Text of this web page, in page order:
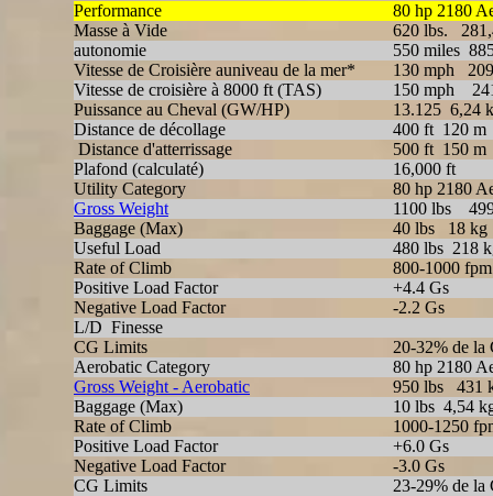
Performance
80 hp 2180
Masse à Vide
620 lbs.
autonomie
550 miles
Vitesse de Croisière auniveau de la mer*
130 mph
Vitesse de croisière à 8000 ft (TAS)
150 mph
Puissance au Cheval (GW/HP)
13.125 6,24
Distance de décollage
400 ft 120 m
Distance d'atterrissage
500 ft 150 m
Plafond (calculaté)
16,000 ft
Utility Category
80 hp 2180
Gross Weight
1100 lbs
Baggage (Max)
40 lbs 18 kg
Useful Load
480 lbs 218
Rate of Climb
800-1000 fpm
Positive Load Factor
+4.4 Gs
Negative Load Factor
-2.2 Gs
L/D Finesse
CG Limits
20-32% de la
Aerobatic Category
80 hp 2180
Gross Weight - Aerobatic
950 lbs 431
Baggage (Max)
10 lbs 4,54
Rate of Climb
1000-1250
Positive Load Factor
+6.0 Gs
Negative Load Factor
-3.0 Gs
CG Limits
23-29% de la